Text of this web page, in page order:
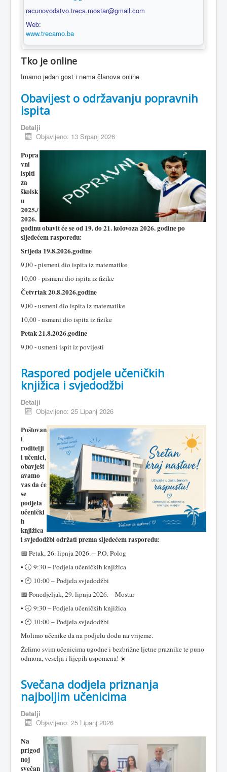
racunovodstvo.treca.mostar@gmail.com
Web:
www.trecamo.ba
Tko je online
Imamo jedan gost i nema članova online
Obavijest o održavanju popravnih
ispita
Detalji
Objavljeno: 13 Srpanj 2026
Popra
vni
ispiti
za
školsk
u
2025./
2026.
godinu obavit će se od 19. do 21. kolovoza 2026. godine po
sljedećem rasporedu:
Srijeda 19.8.2026.godine
9,00 - pismeni dio ispita iz matematike
10,00 - pismeni dio ispita iz fizike
Četvrtak 20.8.2026.godine
9,00 - usmeni dio ispita iz matematike
10,00 - usmeni dio ispita iz fizike
Petak 21.8.2026.godine
9,00 - usmeni ispit iz povijesti
Raspored podjele učeničkih
knjižica i svjedodžbi
Detalji
Objavljeno: 25 Lipanj 2026
Poštovan
i
roditelji
i učenici,
obavješt
avamo
vas da će
se
podjela
učenički
h
knjižica
i svjedodžbi održati prema sljedećem rasporedu:
📅 Petak, 26. lipnja 2026. – P.O. Polog
• 🕤 9:30 – Podjela učeničkih knjižica
• 🕙 10:00 – Podjela svjedodžbi
📅 Ponedjeljak, 29. lipnja 2026. – Mostar
• 🕤 9:30 – Podjela učeničkih knjižica
• 🕙 10:00 – Podjela svjedodžbi
Molimo učenike da na podjelu dođu na vrijeme.
Želimo svim učenicima ugodne i bezbrižne ljetne praznike te puno
odmora, veselja i lijepih uspomena! ☀️
Svečana dodjela priznanja
najboljim učenicima
Detalji
Objavljeno: 25 Lipanj 2026
Na
prigod
noj
svečan